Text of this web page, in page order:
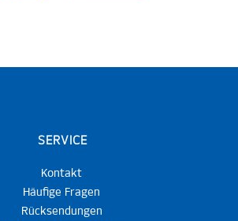
SERVICE
Kontakt
Häufige Fragen
Rücksendungen